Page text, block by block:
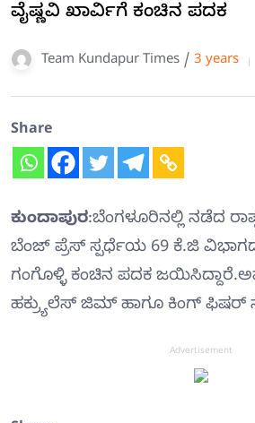
ವೈಷ್ಣವಿ ಖಾರ್ವಿಗೆ ಕಂಚಿನ ಪದಕ
Team Kundapur Times / 3 years
Share
ಕುಂದಾಪುರ:ಬೆಂಗಳೂರಿನಲ್ಲಿ ನಡೆದ
ಬೆಂಜ್ ಪ್ರೆಸ್ ಸ್ಪರ್ಧೆಯ 69 ಕೆ.ಜಿ
ಗಂಗೊಳ್ಳಿ ಕಂಚಿನ ಪದಕ
ಹಕ್ರ್ಯುಲೆಸ್ ಜಿಮ್ ಹಾಗೂ ಕಿಂಗ್ ಫಿಷರ್
Advertisement